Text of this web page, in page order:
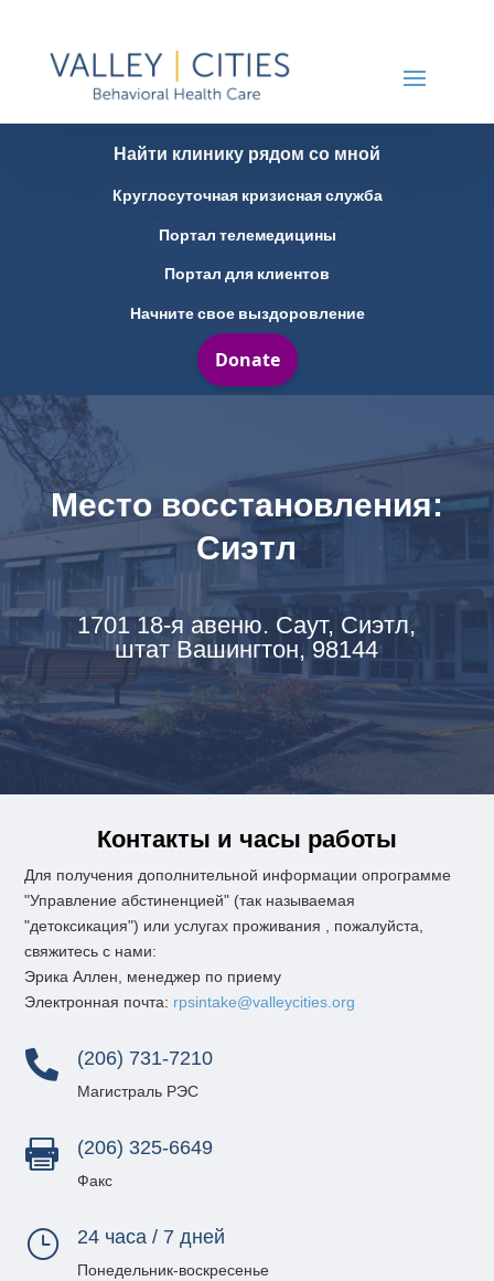
Найти клинику рядом со мной
Круглосуточная кризисная служба
Портал телемедицины
Портал для клиентов
Начните свое выздоровление
Место восстановления:
Сиэтл
1701 18-я авеню. Саут, Сиэтл,
штат Вашингтон, 98144
Контакты и часы работы
Для получения дополнительной информации опрограмме
"Управление абстиненцией" (так называемая
"детоксикация") или услугах проживания
, пожалуйста,
свяжитесь с нами:
Эрика Аллен, менеджер по приему
Электронная почта: rpsintake@valleycities.org
 (206) 731-7210
Магистраль РЭС
 (206) 325-6649
Факс
} 24 часа / 7 дней
Понедельник-воскресенье